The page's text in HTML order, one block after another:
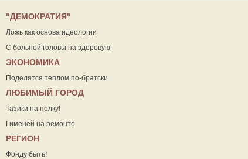
"ДЕМОКРАТИЯ"
Ложь как основа идеологии
С больной головы на здоровую
ЭКОНОМИКА
Поделятся теплом по-братски
ЛЮБИМЫЙ ГОРОД
Тазики на полку!
Гименей на ремонте
РЕГИОН
Фонду быть!